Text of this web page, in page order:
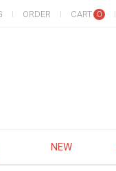
ORDER CART 0
NEW